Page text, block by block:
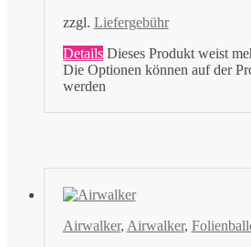
zzgl. Liefergebühr
Details Dieses Produkt weist
Die Optionen können auf der
werden
Airwalker, Airwalker,